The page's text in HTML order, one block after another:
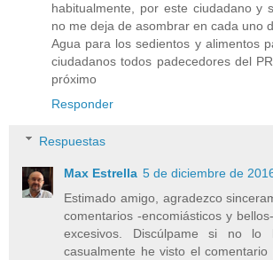
habitualmente, por este ciudadano y
no me deja de asombrar en cada uno
Agua para los sedientos y alimentos
ciudadanos todos padecedores del
próximo
Responder
Respuestas
Max Estrella 5 de diciembre de
Estimado amigo, agradezco
comentarios -encomiásticos y
excesivos. Discúlpame si no lo
casualmente he visto el